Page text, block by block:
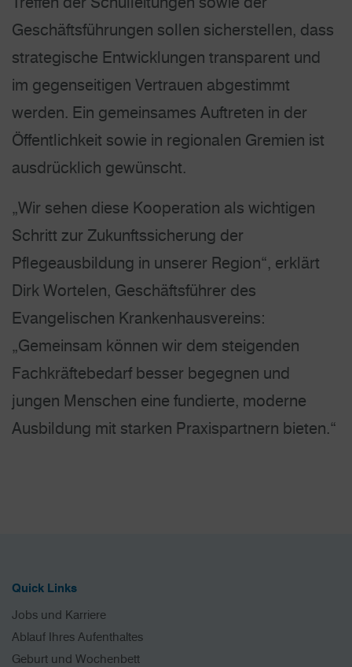
Geschäftsführungen sollen sicherstellen, dass
strategische Entwicklungen transparent und
im gegenseitigen Vertrauen abgestimmt
werden. Ein gemeinsames Auftreten in der
Öffentlichkeit sowie in regionalen Gremien ist
ausdrücklich gewünscht.
„Wir sehen diese Kooperation als wichtigen
Schritt zur Zukunftssicherung der
Pflegeausbildung in unserer Region“, erklärt
Dirk Wortelen, Geschäftsführer des
Evangelischen Krankenhausvereins:
„Gemeinsam können wir dem steigenden
Fachkräftebedarf besser begegnen und
jungen Menschen eine fundierte, moderne
Ausbildung mit starken Praxispartnern bieten.“
Quick Links
Jobs und Karriere
Ablauf Ihres Aufenthaltes
Geburt und Wochenbett